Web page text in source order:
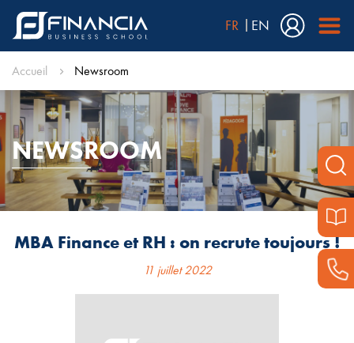
FR EN
Accueil Newsroom
NEWSROOM
MBA Finance et RH : on recrute toujours !
11 juillet 2022